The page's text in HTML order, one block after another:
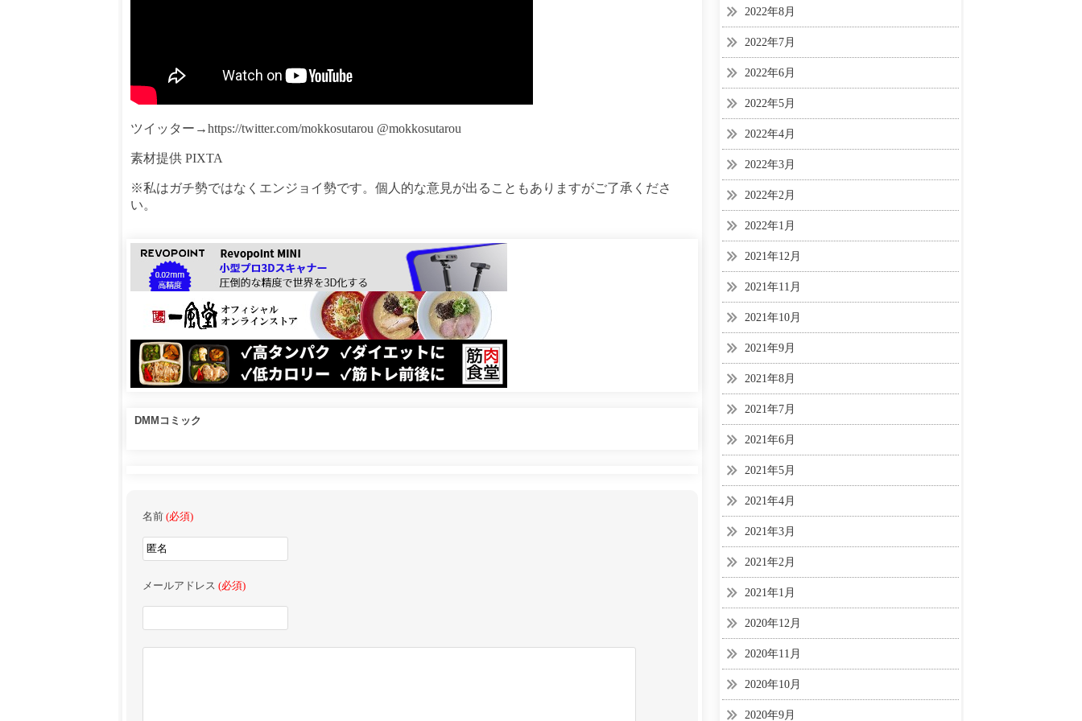
ツイッター→https://twitter.com/mokkosutarou @mokkosutarou
素材提供 PIXTA
※私はガチ勢ではなくエンジョイ勢です。個人的な意見が出ることもありますがご了承くださ
い。
DMMコミック
名前 (必須)
メールアドレス (必須)
2022年8月
2022年7月
2022年6月
2022年5月
2022年4月
2022年3月
2022年2月
2022年1月
2021年12月
2021年11月
2021年10月
2021年9月
2021年8月
2021年7月
2021年6月
2021年5月
2021年4月
2021年3月
2021年2月
2021年1月
2020年12月
2020年11月
2020年10月
2020年9月